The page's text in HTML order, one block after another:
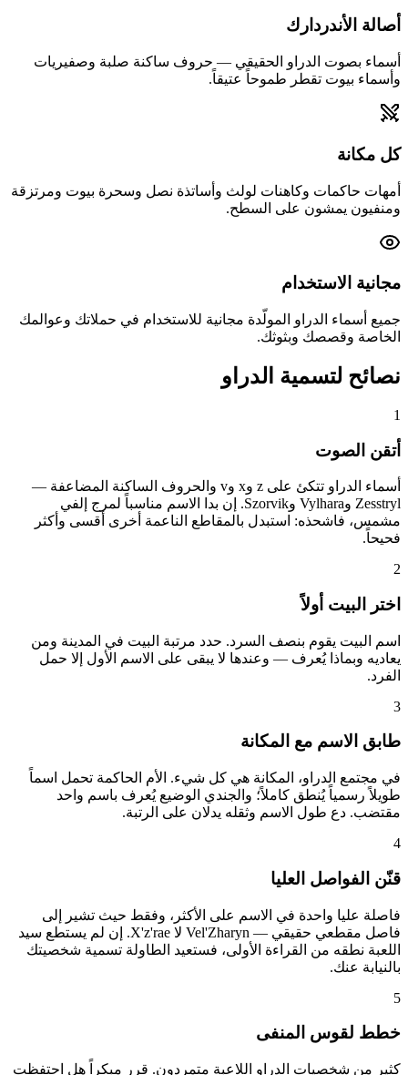
أصالة الأندردارك
أسماء بصوت الدراو الحقيقي — حروف ساكنة صلبة وصفيريات
وأسماء بيوت تقطر طموحاً عتيقاً.
كل مكانة
أمهات حاكمات وكاهنات لولث وأساتذة نصل وسحرة بيوت ومرتزقة
ومنفيون يمشون على السطح.
مجانية الاستخدام
جميع أسماء الدراو المولّدة مجانية للاستخدام في حملاتك وعوالمك
الخاصة وقصصك وبثوثك.
نصائح لتسمية الدراو
1
أتقن الصوت
أسماء الدراو تتكئ على z وx وv والحروف الساكنة المضاعفة —
Zesstryl وVylhara وSzorvik. إن بدا الاسم مناسباً لمرج إلفي
مشمس، فاشحذه: استبدل بالمقاطع الناعمة أخرى أقسى وأكثر
فحيحاً.
2
اختر البيت أولاً
اسم البيت يقوم بنصف السرد. حدد مرتبة البيت في المدينة ومن
يعاديه وبماذا يُعرف — وعندها لا يبقى على الاسم الأول إلا حمل
الفرد.
3
طابق الاسم مع المكانة
في مجتمع الدراو، المكانة هي كل شيء. الأم الحاكمة تحمل اسماً
طويلاً رسمياً يُنطق كاملاً؛ والجندي الوضيع يُعرف باسم واحد
مقتضب. دع طول الاسم وثقله يدلان على الرتبة.
4
قنّن الفواصل العليا
فاصلة عليا واحدة في الاسم على الأكثر، وفقط حيث تشير إلى
فاصل مقطعي حقيقي — Vel'Zharyn لا X'z'rae. إن لم يستطع سيد
اللعبة نطقه من القراءة الأولى، فستعيد الطاولة تسمية شخصيتك
بالنيابة عنك.
5
خطط لقوس المنفى
كثير من شخصيات الدراو اللاعبة متمردون. قرر مبكراً هل احتفظت